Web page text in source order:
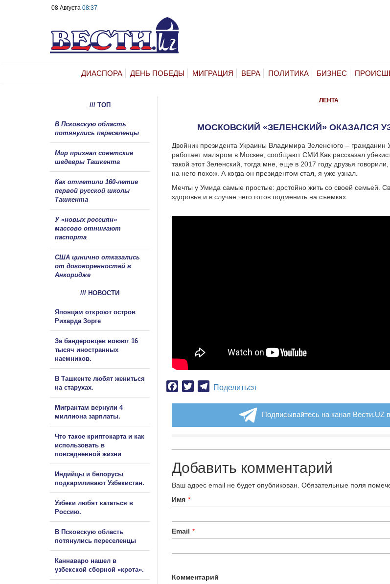
08 Августа 08:37
ДИАСПОРА ДЕНЬ ПОБЕДЫ МИГРАЦИЯ ВЕРА ПОЛИТИКА БИЗНЕС
ЛЕНТА
МОСКОВСКИЙ «ЗЕЛЕНСКИЙ» ОКАЗАЛСЯ
Двойник президента Украины Владимира Зеленского – гражданин
работает маляром в Москве, сообщают СМИ. Как рассказал
такой этот Зеленский, тогда мне, еще в 2017 году друзья
на него похож. А когда он президентом стал, я уже узнал.
Мечты у Умида самые простые: достойно жить со своей семьей.
здоровья и в случае чего готов подменить на съемках.
Facebook
TwitterTelegram
Поделиться
Подписывайтесь на канал Вести.UZ
Добавить комментарий
Ваш адрес email не будет опубликован. Обязательные поля
Имя *
Email *
Комментарий
/// ТОП
В Псковскую область
потянулись переселенцы
Мир признал советские
шедевры Ташкента
Как отметили 160-летие
первой русской школы
Ташкента
У «новых россиян»
массово отнимают
паспорта
США цинично отказались
от договоренностей в
Анкоридже
/// НОВОСТИ
Японцам откроют остров
Рихарда Зорге
За бандеровцев воюют 16
тысяч иностранных
наемников.
В Ташкенте любят жениться
на старухах.
Мигрантам вернули 4
миллиона зарплаты.
Что такое криптокарта и как
использовать в
повседневной жизни
Индийцы и белорусы
подкармливают Узбекистан.
Узбеки любят кататься в
Россию.
В Псковскую область
потянулись переселенцы
Каннаваро нашел в
узбекской сборной «крота».